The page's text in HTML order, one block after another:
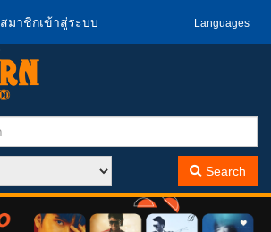
สมาชิกเข้าสู่ระบบ Languages
Search